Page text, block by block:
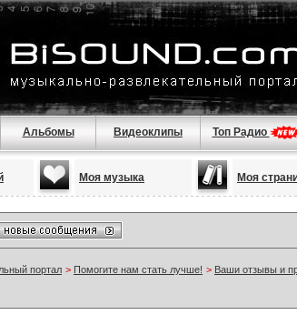
Альбомы Видеоклипы Топ Радио
Моя музыка Моя
портал > Помогите нам стать лучше! > Ваши отзывы и